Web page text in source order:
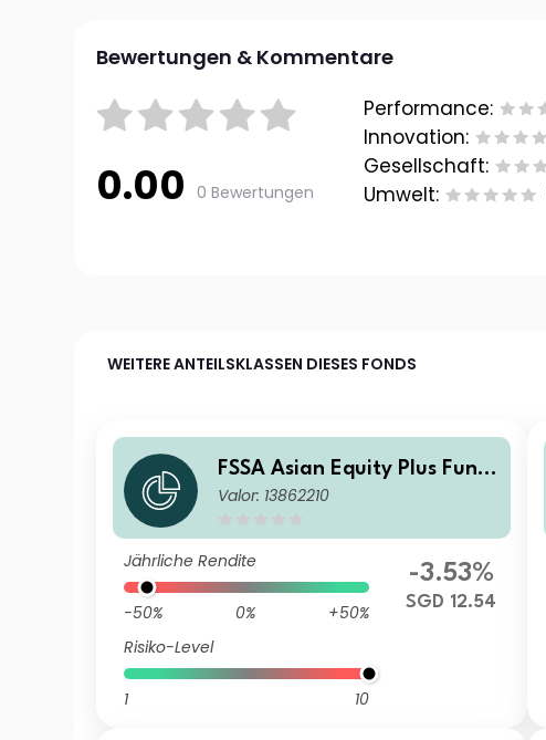
Bewertungen & Kommentare
0.00 0 Bewertungen
Performance:
Innovation:
Gesellschaft:
Umwelt:
WEITERE ANTEILSKLASSEN DIESES FONDS
FSSA Asian Equity Plus Fund
Class III (Accumulation) SGD
Valor: 13862210
Jährliche Rendite
-50% 0%
+50%
Risiko-Level
1 10
-3.53%
SGD 12.54